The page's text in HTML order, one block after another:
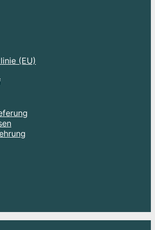
(EU)